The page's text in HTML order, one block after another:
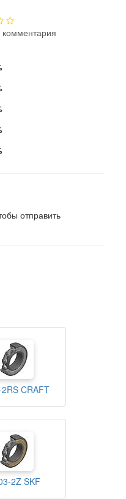
комментария
отправить
CRAFT
2Z SKF